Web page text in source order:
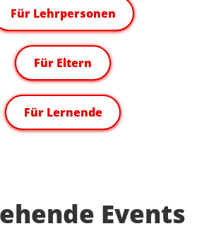
Für Lehrpersonen
Für Eltern
Für Lernende
Events